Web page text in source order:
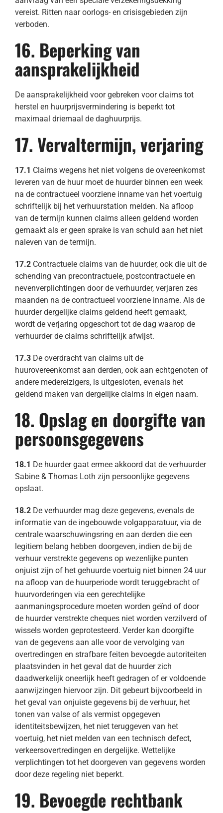
vereist. Ritten naar oorlogs- en crisisgebieden zijn
verboden.
16. Beperking van
aansprakelijkheid
De aansprakelijkheid voor gebreken voor claims tot
herstel en huurprijsvermindering is beperkt tot
maximaal driemaal de daghuurprijs.
17. Vervaltermijn, verjaring
17.1 Claims wegens het niet volgens de overeenkomst
leveren van de huur moet de huurder binnen een week
na de contractueel voorziene inname van het voertuig
schriftelijk bij het verhuurstation melden. Na afloop
van de termijn kunnen claims alleen geldend worden
gemaakt als er geen sprake is van schuld aan het niet
naleven van de termijn.
17.2Contractuele claims van de huurder, ook die uit de
schending van precontractuele, postcontractuele en
nevenverplichtingen door de verhuurder, verjaren zes
maanden na de contractueel voorziene inname. Als de
huurder dergelijke claims geldend heeft gemaakt,
wordt de verjaring opgeschort tot de dag waarop de
verhuurder de claims schriftelijk afwijst.
17.3De overdracht van claims uit de
huurovereenkomst aan derden, ook aan echtgenoten of
andere medereizigers, is uitgesloten, evenals het
geldend maken van dergelijke claims in eigen naam.
18. Opslag en doorgifte van
persoonsgegevens
18.1 De huurder gaat ermee akkoord dat de verhuurder
Sabine & Thomas Loth zijn persoonlijke gegevens
opslaat.
18.2De verhuurder mag deze gegevens, evenals de
informatie van de ingebouwde volgapparatuur, via de
centrale waarschuwingsring en aan derden die een
legitiem belang hebben doorgeven, indien de bij de
verhuur verstrekte gegevens op wezenlijke punten
onjuist zijn of het gehuurde voertuig niet binnen 24 uur
na afloop van de huurperiode wordt teruggebracht of
huurvorderingen via een gerechtelijke
aanmaningsprocedure moeten worden geïnd of door
de huurder verstrekte cheques niet worden verzilverd of
wissels worden geprotesteerd. Verder kan doorgifte
van de gegevens aan alle voor de vervolging van
overtredingen en strafbare feiten bevoegde autoriteiten
plaatsvinden in het geval dat de huurder zich
daadwerkelijk oneerlijk heeft gedragen of er voldoende
aanwijzingen hiervoor zijn. Dit gebeurt bijvoorbeeld in
het geval van onjuiste gegevens bij de verhuur, het
tonen van valse of als vermist opgegeven
identiteitsbewijzen, het niet teruggeven van het
voertuig, het niet melden van een technisch defect,
verkeersovertredingen en dergelijke. Wettelijke
verplichtingen tot het doorgeven van gegevens worden
door deze regeling niet beperkt.
19. Bevoegde rechtbank